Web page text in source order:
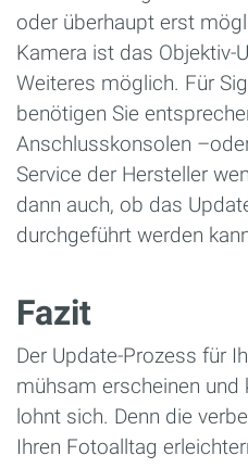
oder überhaupt erst
Kamera ist das Objektiv-
Weiteres möglich. Für
benötigen Sie
Anschlusskonsolen
Service der Hersteller
dann auch, ob das
durchgeführt werden
Fazit
Der Update-Prozess für
mühsam erscheinen
lohnt sich. Denn die
Ihren Fotoalltag